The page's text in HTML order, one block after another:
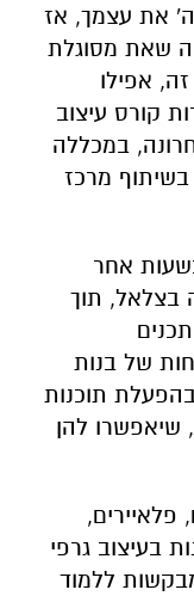
את עצמך, אז
שאת מסוגלת
אפילו
אחת מ-12 בוגרות קורס עיצוב
במכללה
מרכז
בשעות אחר
בצלאל, תוך
של בנות
תוכנות
עיצוב גרפי שונות, כגון Id, Ps ו-Ai, שיאפשרו להן
פלאיירים,
בעיצוב גרפי
ללמוד